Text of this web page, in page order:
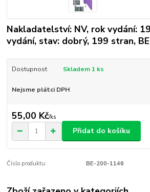
Nakladatelství: NV, rok vydání:
vydání, stav: dobrý, 199 stran,
Dostupnost Skladem 1 ks
Nejsme plátci DPH
55,00 Kč/ks
Přidat do košíku
Číslo produktu: BE-200-1146